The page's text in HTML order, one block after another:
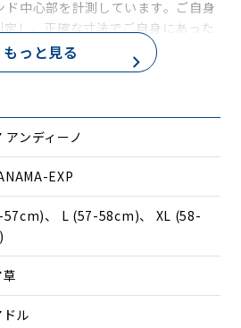
中心部を計測しています。ご自身
し、正確な寸法でご自身にあった
。なお、一点一点ハンドメイドのた
ます。
凹み部分（クラウンの先端、ピー
ットのおよそ9割近いダメージが
。
ア草（トキヤ草、パナマ草）で編ま
マという名前を冠していますが、
す。特に決められた形状はなく、中
帽タイプまで、トキア草によって
もっと見る
アンディーノ
EXP
57cm)、 L (57-58cm)、 XL (58-
草
ル